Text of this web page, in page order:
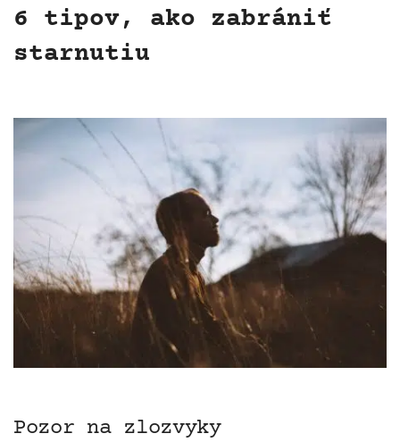
6 tipov, ako zabrániť
starnutiu
Pozor na zlozvyky